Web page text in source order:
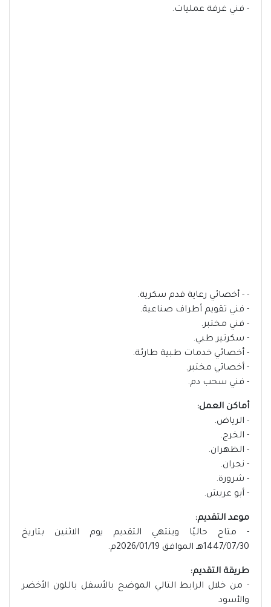
- فني غرفة عمليات.
- - أخصائي رعاية قدم سكرية.
- فني تقويم أطراف صناعية.
- فني مختبر.
- سكرتير طبي.
- أخصائي خدمات طبية طارئة.
- أخصائي مختبر.
- فني سحب دم.
أماكن العمل:
- الرياض.
- الخرج.
- الظهران.
- نجران.
- شرورة.
- أبو عريش.
موعد التقديم:
- متاح حاليًا وينتهي التقديم يوم الاثنين بتاريخ
1447/07/30هـ الموافق 2026/01/19م.
طريقة التقديم:
- من خلال الرابط التالي الموضح بالأسفل باللون الأخضر
والأسود